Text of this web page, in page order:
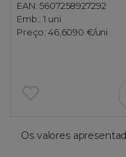
EAN: 5607258927292
Emb.:1 uni
Preço: 46,6090 €/uni
Os valores